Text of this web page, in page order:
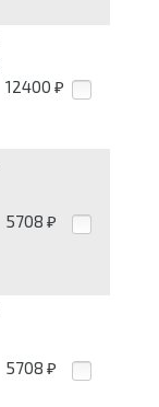
12400 ₽
5708 ₽
5708 ₽